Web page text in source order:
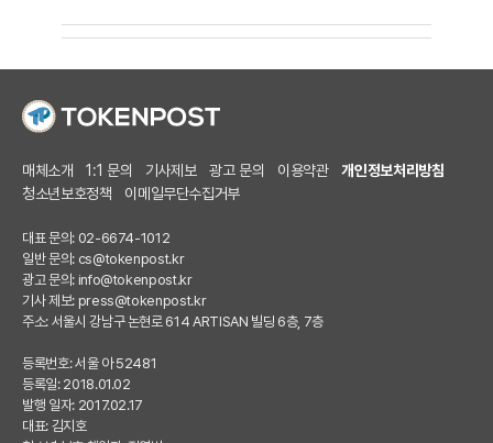
매체소개 1:1 문의 기사제보 광고 문의 이용약관
개인정보처리방침
청소년보호정책
이메일무단수집거부
대표 문의: 02-6674-1012
일반 문의: cs@tokenpost.kr
광고 문의: info@tokenpost.kr
기사 제보: press@tokenpost.kr
주소: 서울시 강남구 논현로 614 ARTISAN 빌딩 6층, 7층
등록번호: 서울 아 52481
등록일: 2018.01.02
발행 일자: 2017.02.17
대표: 김지호